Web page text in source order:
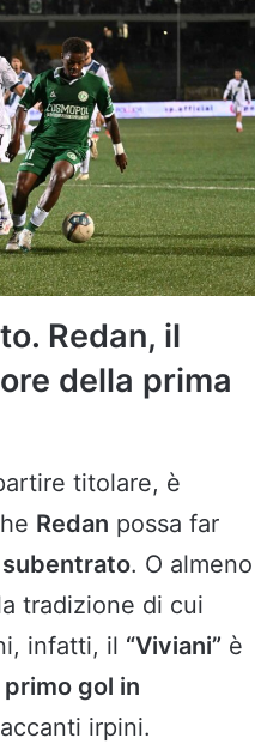
Redan, il
della prima
titolare, è
Redan possa far
subentrato. O almeno
tradizione di cui
infatti, il “Viviani” è
primo gol in
irpini.